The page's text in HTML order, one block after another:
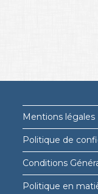
Mentions légales
Politique de
Conditions
Politique en